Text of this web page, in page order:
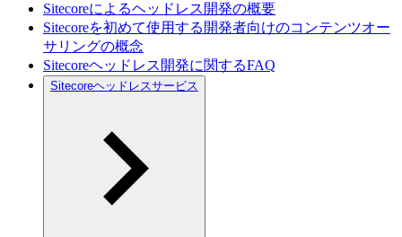
Sitecoreによるヘッドレス開発の概要
Sitecoreを初めて使用する開発者向けのコンテンツオー
サリングの概念
Sitecoreヘッドレス開発に関するFAQ
Sitecoreヘッドレスサービス